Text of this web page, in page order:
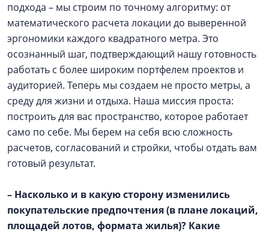
подхода – мы строим по точному алгоритму: от
математического расчета локации до выверенной
эргономики каждого квадратного метра. Это
осознанный шаг, подтверждающий нашу готовность
работать с более широким портфелем проектов и
аудиторией. Теперь мы создаем не просто метры, а
среду для жизни и отдыха. Наша миссия проста:
построить для вас пространство, которое работает
само по себе. Мы берем на себя всю сложность
расчетов, согласований и стройки, чтобы отдать вам
готовый результат.
– Насколько и в какую сторону изменились
покупательские предпочтения (в плане локаций,
площадей лотов, формата жилья)? Какие